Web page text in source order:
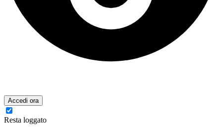
Accedi ora
Resta loggato